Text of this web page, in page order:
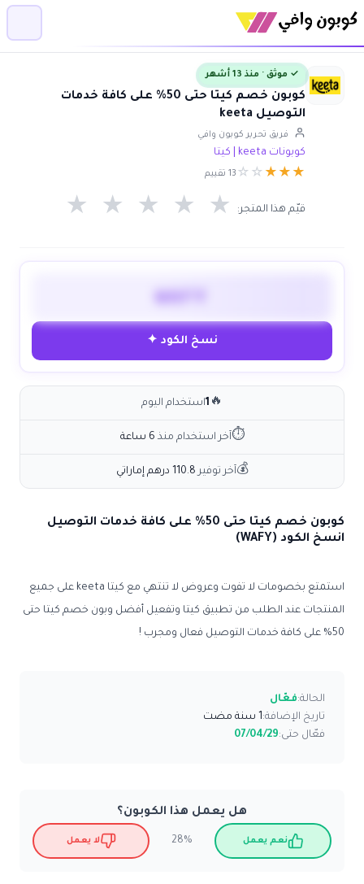
✓ موثق · منذ 13 أشهر
كوبون خصم كيتا حتى 50% على كافة خدمات
التوصيل keeta
فريق تحرير كوبون وافي
كوبونات keeta | كيتا
★
★
★
☆
☆ 13 تقييم
قيّم هذا المتجر: ★ ★ ★ ★ ★
WAFY
نسخ الكود ✦
🔥
1استخدام اليوم
⏱آخر استخدام منذ 6 ساعة
💰آخر توفير 110.8 درهم إماراتي
كوبون خصم كيتا حتى 50% على كافة خدمات التوصيل
انسخ الكود (WAFY)
استمتع بخصومات لا تفوت وعروض لا تنتهي مع كيتا keeta على جميع
المنتجات عند الطلب من تطبيق كيتا وتفعيل أفضل وبون خصم كيتا حتى
50% على كافة خدمات التوصيل فعال ومجرب !
الحالة:فعّال
تاريخ الإضافة:1 سنة مضت
فعّال حتى:07/04/29
هل يعمل هذا الكوبون؟
نعم يعمل 28% لا يعمل